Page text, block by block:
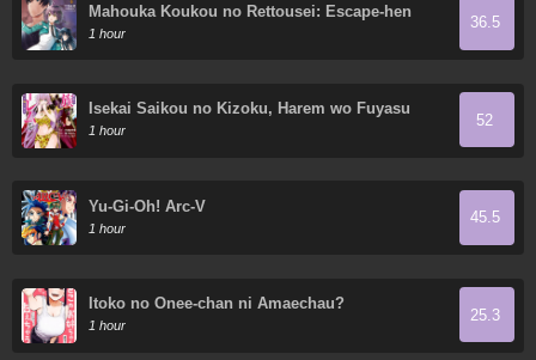
Mahouka Koukou no Rettousei: Escape-hen
1 hour
36.5
Isekai Saikou no Kizoku, Harem wo Fuyasu
Hodo Tsuyoku Naru
1 hour
52
Yu-Gi-Oh! Arc-V
1 hour
45.5
Itoko no Onee-chan ni Amaechau?
1 hour
25.3